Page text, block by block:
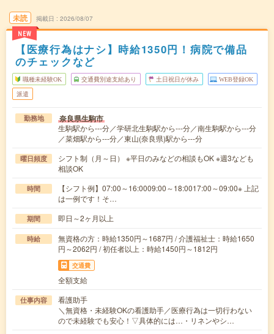
未読
NEW
掲載日 2026/08/07
【医療行為はナシ】時給1350円！病院で備品
のチェックなど
職種未経験OK 交通費別途支給あり 土日祝日が休み WEB登録OK
派遣
勤務地 奈良県生駒市
生駒駅から---分／学研北生駒駅から---分／南生駒駅から---分
／菜畑駅から---分／東山(奈良県)駅から---分
曜日頻度
シフト制（月～日） ※平日のみなどの相談もOK ※週3なども
相談OK
時間
【シフト例】07:00～16:0009:00～18:0017:00～09:00※ 上記
は一例です！そ…
期間 即日～2ヶ月以上
時給
無資格の方：時給1350円～1687円 / 介護福祉士：時給1650
円～2062円 / 初任者以上：時給1450円～1812円
交通費
全額支給
仕事内容
看護助手
＼無資格・未経験OKの看護助手／医療行為は一切行わない
ので未経験でも安心！▽具体的には…・リネンやシ…